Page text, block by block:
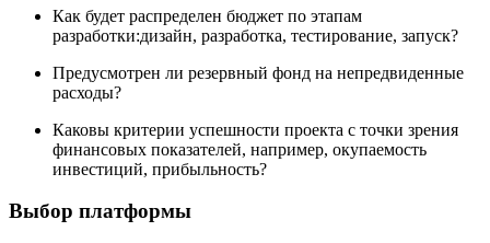
Как будет распределен бюджет по этапам
разработки:дизайн, разработка, тестирование, запуск?
Предусмотрен ли резервный фонд на непредвиденные
расходы?
Каковы критерии успешности проекта с точки зрения
финансовых показателей, например, окупаемость
инвестиций, прибыльность?
Выбор платформы